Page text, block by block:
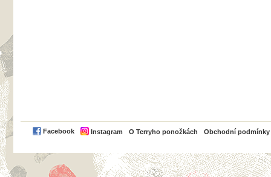
Facebook Instagram O Terryho ponožkách Obchodní podmínky
PayPal